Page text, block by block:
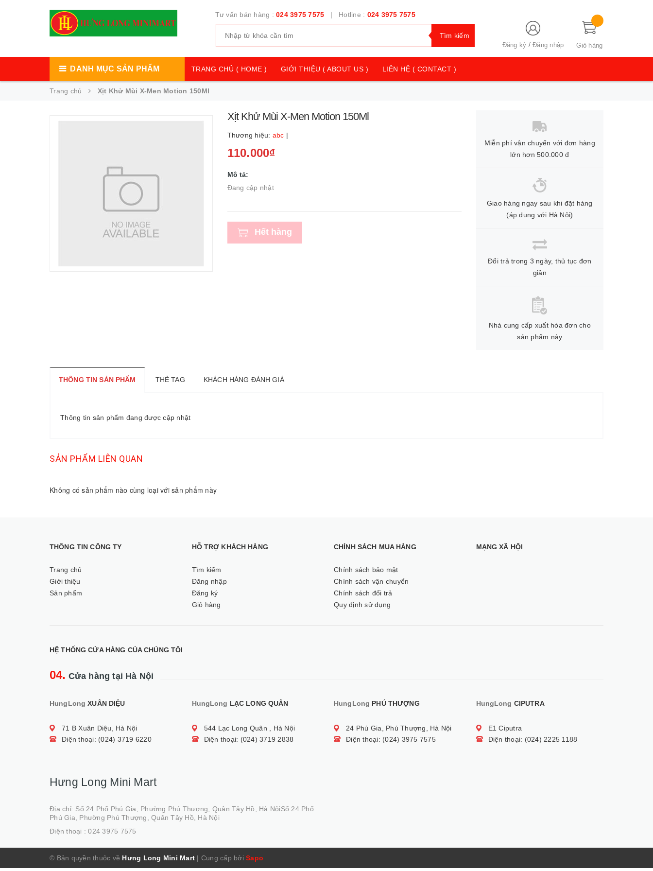
Tư vấn bán hàng : 024 3975 7575 | Hotline : 024 3975 7575
Tìm kiếm
Đăng ký /Đăng nhập Giỏ hàng
DANH MỤC SẢN PHẨM TRANG CHỦ ( HOME ) GIỚI THIỆU ( ABOUT US ) LIÊN HỆ ( CONTACT )
Trang chủ Xịt Khử Mùi X-Men Motion 150Ml
Xịt Khử Mùi X-Men Motion 150Ml
Thương hiệu: abc |
110.000₫
Mô tả:
Đang cập nhật
Hết hàng
Miễn phí vận chuyển với đơn hàng
lớn hơn 500.000 đ
Giao hàng ngay sau khi đặt hàng
(áp dụng với Hà Nội)
Đổi trả trong 3 ngày, thủ tục đơn
giản
Nhà cung cấp xuất hóa đơn cho
sản phẩm này
THÔNG TIN SẢN PHẨM THẺ TAG KHÁCH HÀNG ĐÁNH GIÁ
Thông tin sản phẩm đang được cập nhật
SẢN PHẨM LIÊN QUAN
Không có sản phẩm nào cùng loại với sản phẩm này
THÔNG TIN CÔNG TY
Trang chủ
Giới thiệu
Sản phẩm
HỖ TRỢ KHÁCH HÀNG
Tìm kiếm
Đăng nhập
Đăng ký
Giỏ hàng
CHÍNH SÁCH MUA HÀNG
Chính sách bảo mật
Chính sách vận chuyển
Chính sách đổi trả
Quy định sử dụng
MẠNG XÃ HỘI
HỆ THỐNG CỬA HÀNG CỦA CHÚNG TÔI
04. Cửa hàng tại Hà Nội
HungLong XUÂN DIỆU
71 B Xuân Diệu, Hà Nội
Điện thoại: (024) 3719 6220
HungLong LẠC LONG QUÂN
544 Lạc Long Quân , Hà Nội
Điện thoại: (024) 3719 2838
HungLong PHÚ THƯỢNG
24 Phú Gia, Phú Thượng, Hà Nội
Điện thoại: (024) 3975 7575
HungLong CIPUTRA
E1 Ciputra
Điện thoại: (024) 2225 1188
Hưng Long Mini Mart
Địa chỉ: Số 24 Phố Phú Gia, Phường Phú Thượng, Quân Tây Hồ, Hà NộiSố 24 Phố
Phú Gia, Phường Phú Thượng, Quân Tây Hồ, Hà Nội
Điện thoại :024 3975 7575
© Bản quyền thuộc về Hưng Long Mini Mart | Cung cấp bởi Sapo